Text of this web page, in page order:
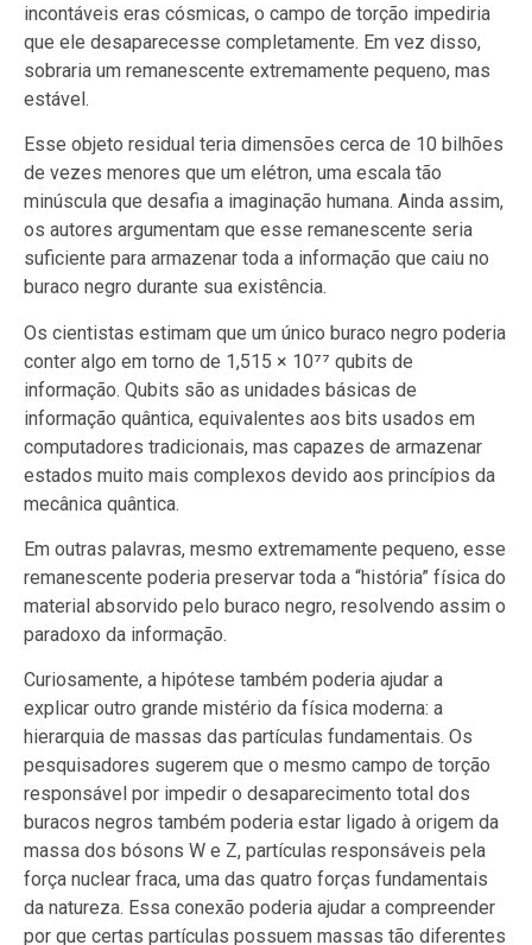
incontáveis eras cósmicas, o campo de torção impediria
que ele desaparecesse completamente. Em vez disso,
sobraria um remanescente extremamente pequeno, mas
estável.
Esse objeto residual teria dimensões cerca de 10 bilhões
de vezes menores que um elétron, uma escala tão
minúscula que desafia a imaginação humana. Ainda assim,
os autores argumentam que esse remanescente seria
suficiente para armazenar toda a informação que caiu no
buraco negro durante sua existência.
Os cientistas estimam que um único buraco negro poderia
conter algo em torno de 1,515 × 10⁷⁷ qubits de
informação. Qubits são as unidades básicas de
informação quântica, equivalentes aos bits usados em
computadores tradicionais, mas capazes de armazenar
estados muito mais complexos devido aos princípios da
mecânica quântica.
Em outras palavras, mesmo extremamente pequeno, esse
remanescente poderia preservar toda a “história” física do
material absorvido pelo buraco negro, resolvendo assim o
paradoxo da informação.
Curiosamente, a hipótese também poderia ajudar a
explicar outro grande mistério da física moderna: a
hierarquia de massas das partículas fundamentais. Os
pesquisadores sugerem que o mesmo campo de torção
responsável por impedir o desaparecimento total dos
buracos negros também poderia estar ligado à origem da
massa dos bósons W e Z, partículas responsáveis pela
força nuclear fraca, uma das quatro forças fundamentais
da natureza. Essa conexão poderia ajudar a compreender
por que certas partículas possuem massas tão diferentes